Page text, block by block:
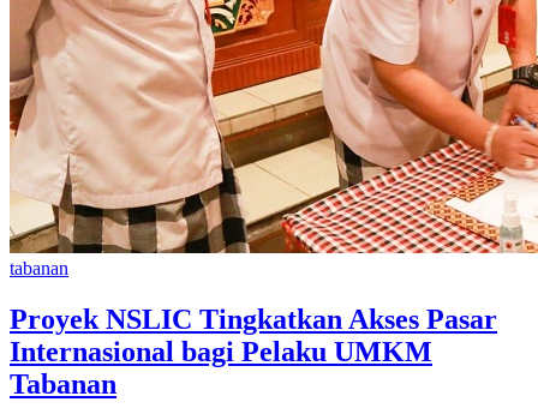
tabanan
Proyek NSLIC Tingkatkan Akses Pasar
Internasional bagi Pelaku UMKM
Tabanan